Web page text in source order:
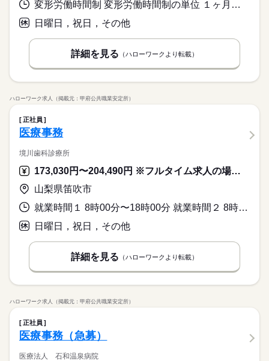
変形労働時間制 変形労働時間制の単位 １ヶ月単位 就業時間１ 8時30分〜22時00分 就業時間２ 8時30分〜19時00分 就業時間３ 8時30分〜12時30分 就業時間に関する特記事項 （１）月・木・金曜日：記載時間内で１日８時間（休憩１５０分）
日曜日，祝日，その他
詳細を見る （ハローワークより転載）
ハローワーク求人（掲載元：甲府公共職業安定所）
正社員
医療事務
境川歯科診療所
173,030円〜204,490円 ※フルタイム求人の場合は月額（換算額）、パート求人の場合は時間額を表示しています。
山梨県笛吹市
就業時間１ 8時00分〜18時00分 就業時間２ 8時00分〜12時00分 就業時間に関する特記事項 （１）月・火・水・金曜日（休憩１２０分）
日曜日，祝日，その他
詳細を見る （ハローワークより転載）
ハローワーク求人（掲載元：甲府公共職業安定所）
正社員
医療事務（急募）
医療法人 石和温泉病院